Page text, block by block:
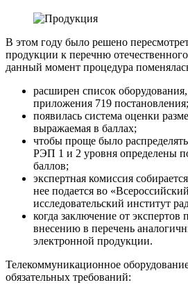
В этом году было решено
продукции к перечню
данный момент процедура
расширен список
приложения 719 постановления;
появилась система оценки
выражаемая в баллах;
чтобы проще было
РЭП 1 и 2 уровня определены
баллов;
экспертная комиссия
нее подается во
исследовательский институт
когда заключение от
внесению в перечень
электронной продукции.
Телекоммуникационное
обязательных требований: